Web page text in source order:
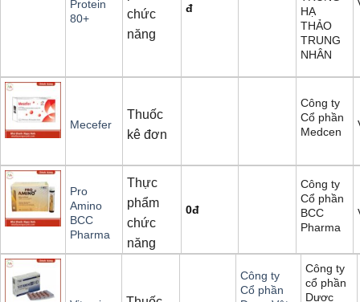
Protein
80+
chức
năng
đ
HẠ
THẢO
TRUNG
NHÂN
Mecefer
Thuốc
kê đơn
Công ty
Cổ phần
Medcen
Pro
Amino
BCC
Pharma
Thực
phẩm
chức
năng
0đ
Công ty
Cổ phần
BCC
Pharma
Công ty
Cổ phần
Công ty
cổ phần
Dược